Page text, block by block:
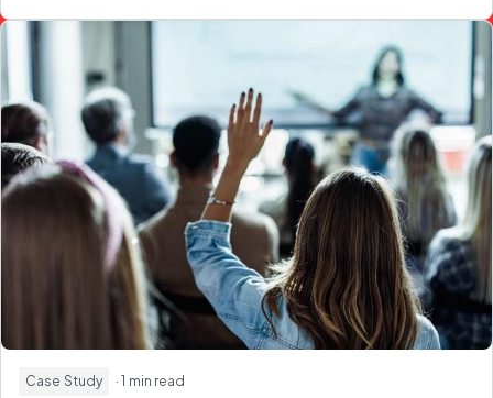
Case Study · 1 min read